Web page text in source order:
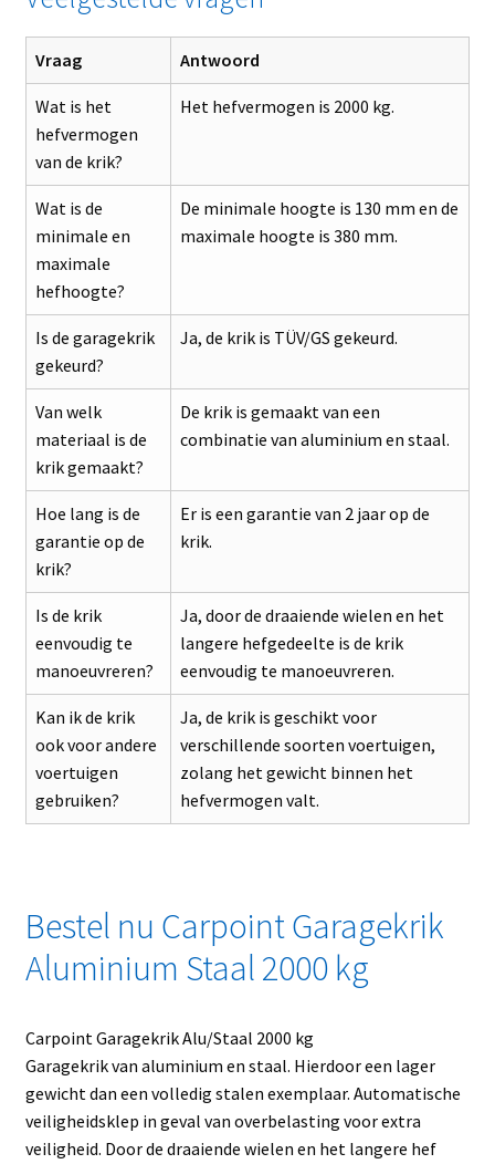
Vraag Antwoord
Wat is het
hefvermogen
van de krik?
Het hefvermogen is 2000 kg.
Wat is de
minimale en
maximale
hefhoogte?
De minimale hoogte is 130 mm en de
maximale hoogte is 380 mm.
Is de garagekrik
gekeurd?
Ja, de krik is TÜV/GS gekeurd.
Van welk
materiaal is de
krik gemaakt?
De krik is gemaakt van een
combinatie van aluminium en staal.
Hoe lang is de
garantie op de
krik?
Er is een garantie van 2 jaar op de
krik.
Is de krik
eenvoudig te
manoeuvreren?
Ja, door de draaiende wielen en het
langere hefgedeelte is de krik
eenvoudig te manoeuvreren.
Kan ik de krik
ook voor andere
voertuigen
gebruiken?
Ja, de krik is geschikt voor
verschillende soorten voertuigen,
zolang het gewicht binnen het
hefvermogen valt.
Bestel nu Carpoint Garagekrik
Aluminium Staal 2000 kg
Carpoint Garagekrik Alu/Staal 2000 kg
Garagekrik van aluminium en staal. Hierdoor een lager
gewicht dan een volledig stalen exemplaar. Automatische
veiligheidsklep in geval van overbelasting voor extra
veiligheid. Door de draaiende wielen en het langere hef